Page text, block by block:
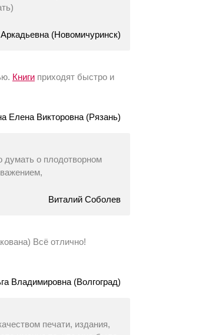
(Новомичуринск)
Книги приходят быстро и
Елена Викторовна (Рязань)
думать о плодотворном
Виталий Соболев
Всё отлично!
Владимировна (Волгоград)
печати, издания,